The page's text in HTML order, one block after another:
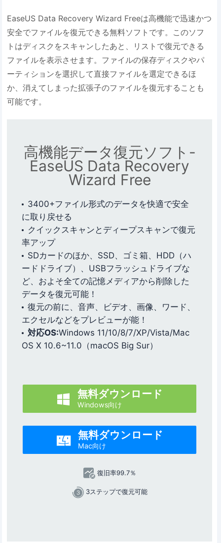
EaseUS Data Recovery Wizard Freeは高機能で迅速かつ
安全でファイルを復元できる無料ソフトです。このソフ
トはディスクをスキャンしたあと、リストで復元できる
ファイルを表示させます。ファイルの保存ディスクやパ
ーティションを選択して直接ファイルを選定できるほ
か、消えてしまった拡張子のファイルを復元することも
可能です。
高機能データ復元ソフト-
EaseUS Data Recovery
Wizard Free
3400+ファイル形式のデータを快適で安全
に取り戻せる
クイックスキャンとディープスキャンで復元
率アップ
SDカードのほか、SSD、ゴミ箱、HDD（ハ
ードドライブ）、USBフラッシュドライブな
ど、およそ全ての記憶メディアから削除した
データを復元可能！
復元の前に、音声、ビデオ、画像、ワード、
エクセルなどをプレビューが能！
対応OS:Windows 11/10/8/7/XP/Vista/Mac
OS X 10.6~11.0（macOS Big Sur）
 無料ダウンロード
Windows向け
 無料ダウンロード
Mac向け
復旧率99.7％
3ステップで復元可能